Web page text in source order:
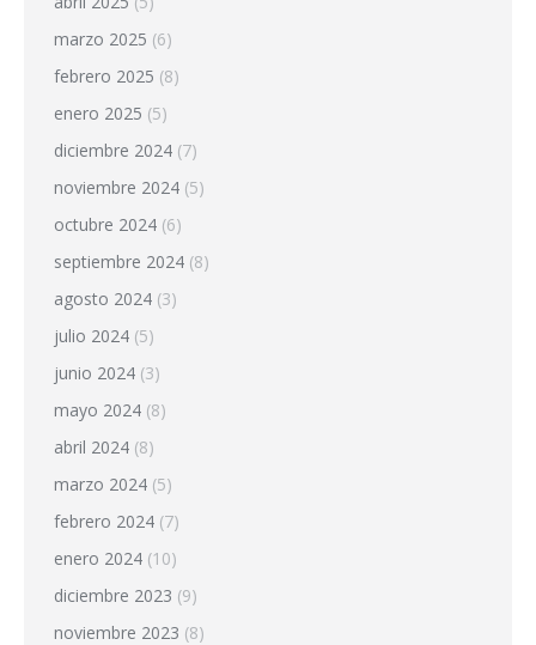
marzo 2025 (6)
febrero 2025 (8)
enero 2025 (5)
diciembre 2024 (7)
noviembre 2024 (5)
octubre 2024 (6)
septiembre 2024 (8)
agosto 2024 (3)
julio 2024 (5)
junio 2024 (3)
mayo 2024 (8)
abril 2024 (8)
marzo 2024 (5)
febrero 2024 (7)
enero 2024 (10)
diciembre 2023 (9)
noviembre 2023 (8)